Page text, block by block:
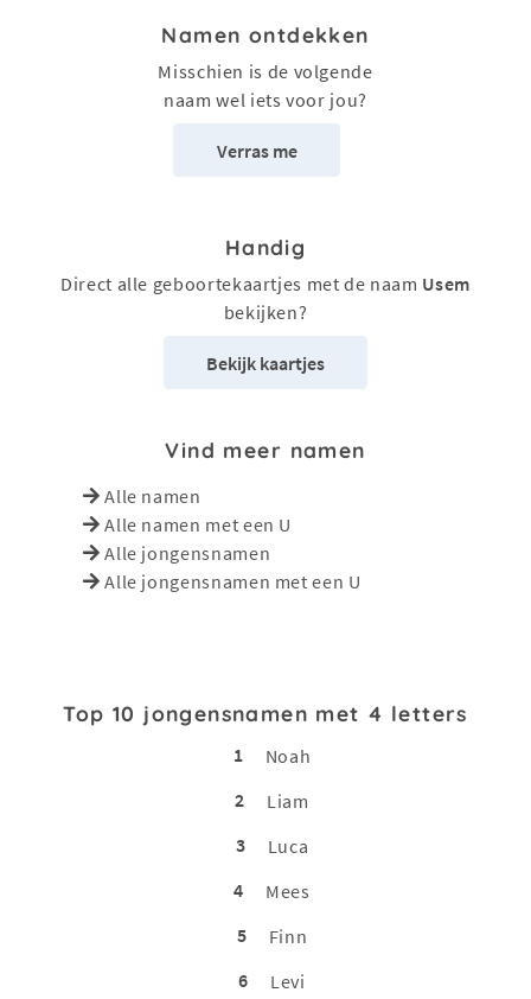
Namen ontdekken
Misschien is de volgende
naam wel iets voor jou?
Verras me
Handig
Direct alle geboortekaartjes met de naam Usem
bekijken?
Bekijk kaartjes
Vind meer namen
Alle namen
Alle namen met een U
Alle jongensnamen
Alle jongensnamen met een U
Top 10 jongensnamen met 4 letters
1
Noah
2
Liam
3
Luca
4
Mees
5
Finn
6
Levi